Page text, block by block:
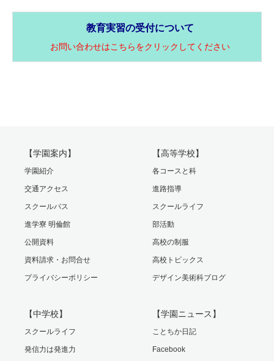
教育実習の受付について
お問い合わせはこちらをクリックしてください
【学園案内】
学園紹介
交通アクセス
スクールバス
進学寮 明倫館
公開資料
資料請求・お問合せ
プライバシーポリシー
【高等学校】
各コースと科
進路指導
スクールライフ
部活動
高校の制服
高校トピックス
デザイン美術科ブログ
【中学校】
スクールライフ
発信力は発進力
【学園ニュース】
ことちか日記
Facebook